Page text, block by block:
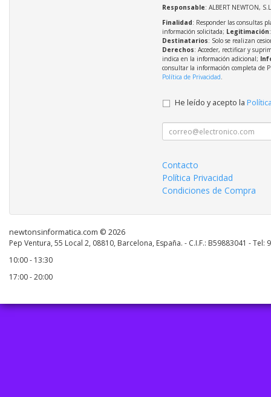
Responsable: ALBERT NEWTON,
Finalidad: Responder las consultas
información solicitada; Legitimación
Destinatarios: Solo se realizan
Derechos: Acceder, rectificar y
indica en la información adicional;
consultar la información completa de
Política de Privacidad.
He leído y acepto la
Contacto
Política Privacidad
Condiciones de Compra
newtonsinformatica.com © 2026
Pep Ventura, 55 Local 2, 08810, Barcelona, España. - C.I.F.: B59883041 - Tel:
10:00 - 13:30
17:00 - 20:00